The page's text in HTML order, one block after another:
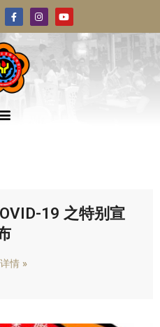
19 之特别宣
情 »